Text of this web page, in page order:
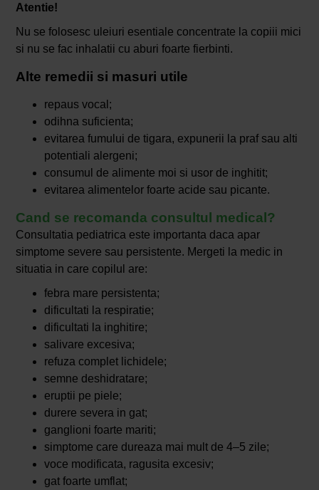
Atentie!
Nu se folosesc uleiuri esentiale concentrate la copiii mici
si nu se fac inhalatii cu aburi foarte fierbinti.
Alte remedii si masuri utile
repaus vocal;
odihna suficienta;
evitarea fumului de tigara, expunerii la praf sau alti
potentiali alergeni;
consumul de alimente moi si usor de inghitit;
evitarea alimentelor foarte acide sau picante.
Cand se recomanda consultul medical?
Consultatia pediatrica este importanta daca apar
simptome severe sau persistente. Mergeti la medic in
situatia in care copilul are:
febra mare persistenta;
dificultati la respiratie;
dificultati la inghitire;
salivare excesiva;
refuza complet lichidele;
semne deshidratare;
eruptii pe piele;
durere severa in gat;
ganglioni foarte mariti;
simptome care dureaza mai mult de 4–5 zile;
voce modificata, ragusita excesiv;
gat foarte umflat;